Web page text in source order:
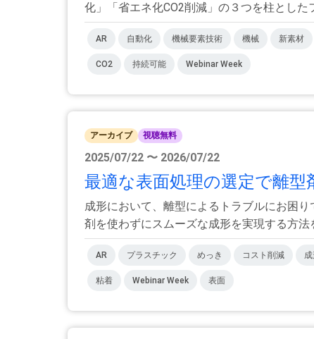
化」「省エネ化CO2削減」の３つを柱とした
AR 自動化 機械要素技術 機械 新素材
CO2 持続可能 Webinar Week
アーカイブ 視聴無料
2025/07/22 〜 2026/07/22
最適な表面処理の選定で離
成形において、離型によるトラブルにお困
剤を使わずにスムーズな成形を実現する方法
AR プラスチック めっき コスト削減
粘着 Webinar Week 表面